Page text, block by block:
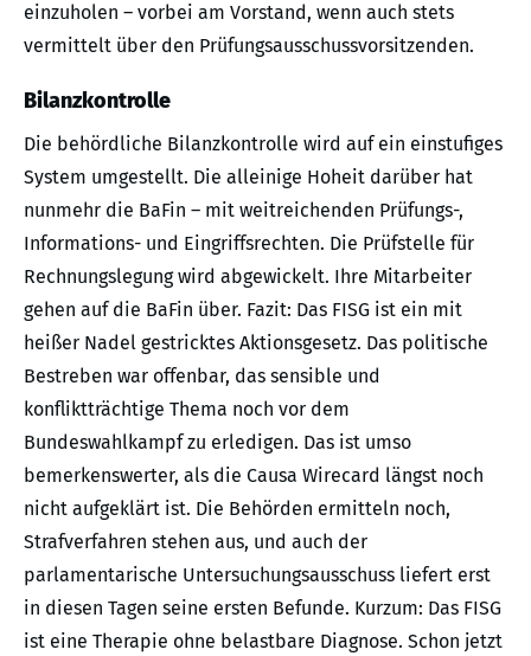
einzuholen – vorbei am Vorstand, wenn auch stets
vermittelt über den Prüfungsausschussvorsitzenden.
Bilanzkontrolle
Die behördliche Bilanzkontrolle wird auf ein einstufiges
System umgestellt. Die alleinige Hoheit darüber hat
nunmehr die BaFin – mit weitreichenden Prüfungs-,
Informations- und Eingriffsrechten. Die Prüfstelle für
Rechnungslegung wird abgewickelt. Ihre Mitarbeiter
gehen auf die BaFin über. Fazit: Das FISG ist ein mit
heißer Nadel gestricktes Aktionsgesetz. Das politische
Bestreben war offenbar, das sensible und
konfliktträchtige Thema noch vor dem
Bundeswahlkampf zu erledigen. Das ist umso
bemerkenswerter, als die Causa Wirecard längst noch
nicht aufgeklärt ist. Die Behörden ermitteln noch,
Strafverfahren stehen aus, und auch der
parlamentarische Untersuchungsausschuss liefert erst
in diesen Tagen seine ersten Befunde. Kurzum: Das FISG
ist eine Therapie ohne belastbare Diagnose. Schon jetzt